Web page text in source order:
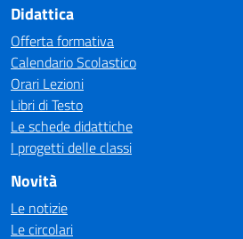
Didattica
Offerta formativa
Calendario Scolastico
Orari Lezioni
Libri di Testo
Le schede didattiche
I progetti delle classi
Novità
Le notizie
Le circolari